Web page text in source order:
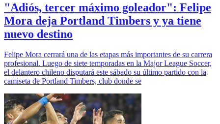
"Adiós, tercer máximo goleador": Felipe
Mora deja Portland Timbers y ya tiene
nuevo destino
Felipe Mora cerrará una de las etapas más importantes de su carrera
profesional. Luego de siete temporadas en la Major League Soccer,
el delantero chileno disputará este sábado su último partido con la
camiseta de Portland Timbers, club donde se